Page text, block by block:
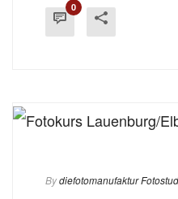
0
Bydiefotomanufaktur